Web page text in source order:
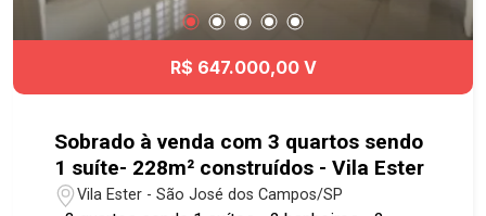
R$ 647.000,00 V
Sobrado à venda com 3 quartos sendo
1 suíte- 228m² construídos - Vila Ester
Vila Ester - São José dos Campos/SP